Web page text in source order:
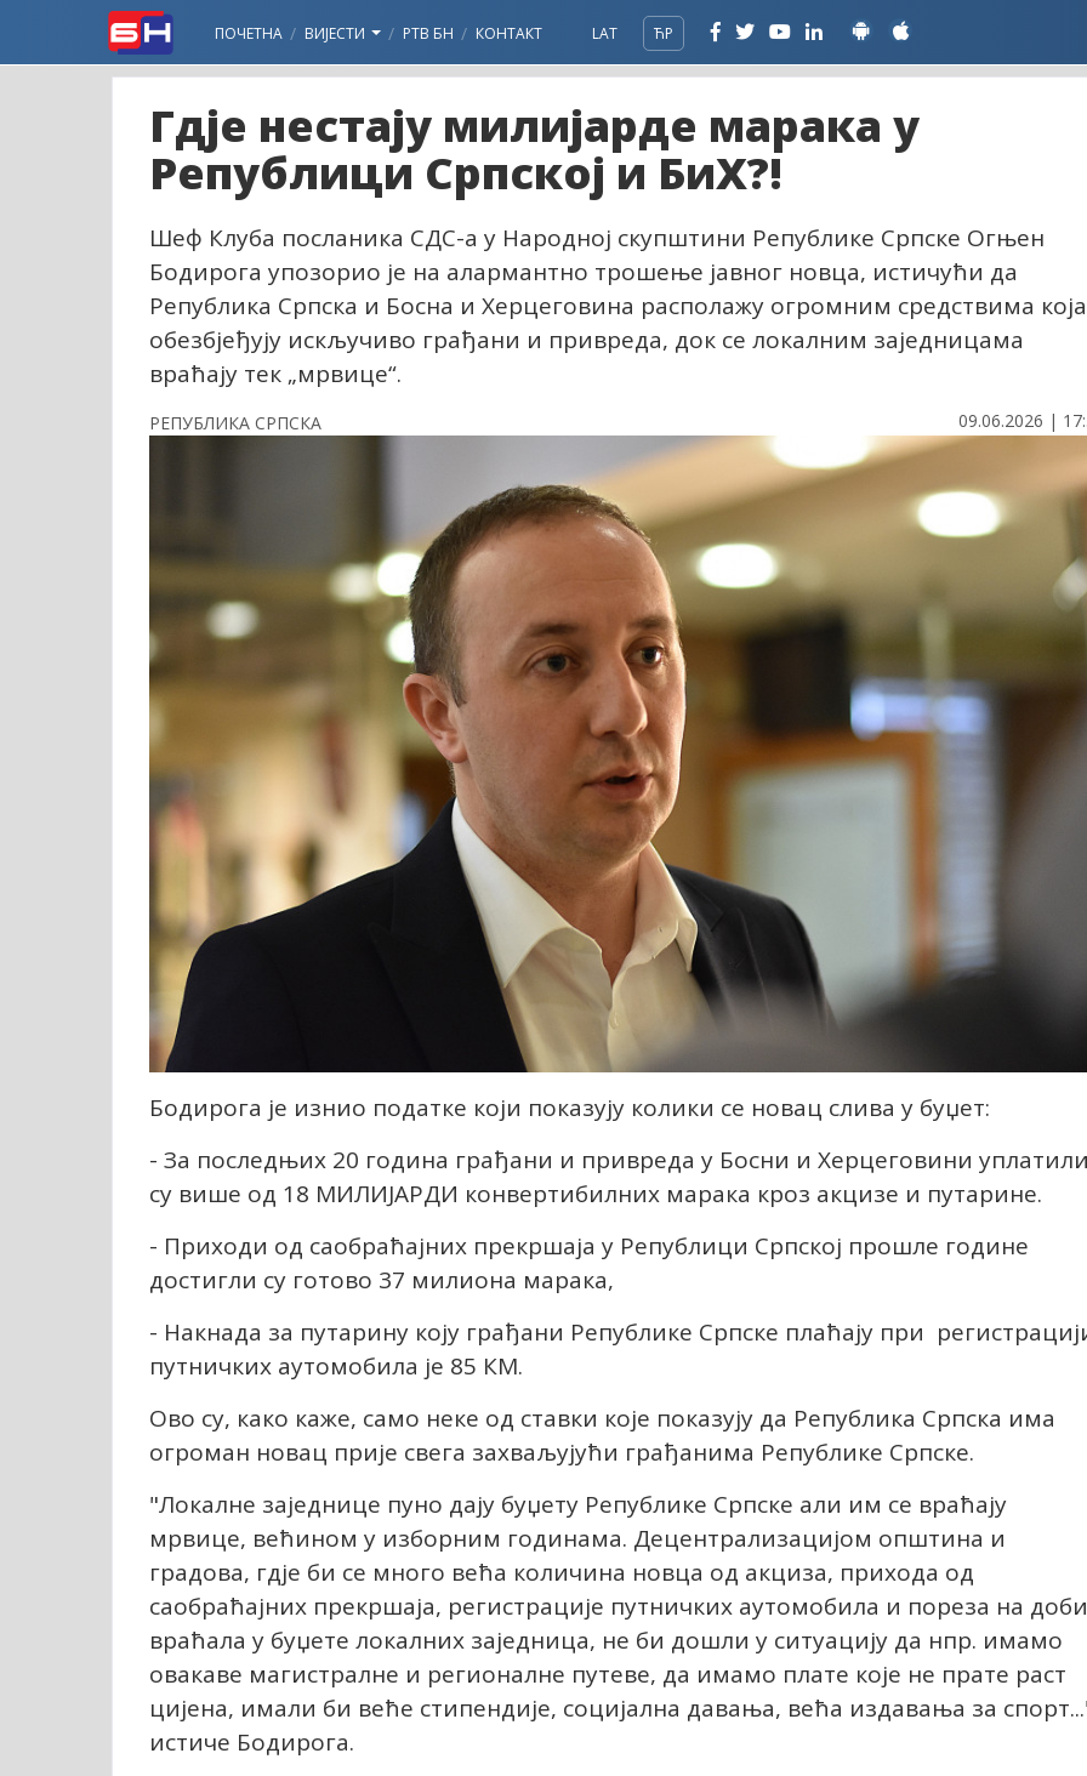
ПОЧЕТНА ВИЈЕСТИ РТВ БН КОНТАКТ LAT ЋР
Гдје нестају милијарде марака у
Републици Српској и БиХ?!
Шеф Клуба посланика СДС-а у Народној скупштини Републике Српске Огњен
Бодирога упозорио је на алармантно трошење јавног новца, истичући да
Република Српска и Босна и Херцеговина располажу огромним средствима која
обезбјеђују искључиво грађани и привреда, док се локалним заједницама
враћају тек „мрвице“.
РЕПУБЛИКА СРПСКА 09.06.2026 |
Бодирога је изнио податке који показују колики се новац слива у буџет:
- За последњих 20 година грађани и привреда у Босни и Херцеговини
су више од 18 МИЛИЈАРДИ конвертибилних марака кроз акцизе и путарине.
- Приходи од саобраћајних прекршаја у Републици Српској прошле године
достигли су готово 37 милиона марака,
- Накнада за путарину коју грађани Републике Српске плаћају при
путничких аутомобила је 85 КМ.
Ово су, како каже, само неке од ставки које показују да Република Српска има
огроман новац прије свега захваљујући грађанима Републике Српске.
"Локалне заједнице пуно дају буџету Републике Српске али им се враћају
мрвице, већином у изборним годинама. Децентрализацијом општина и
градова, гдје би се много већа количина новца од акциза, прихода од
саобраћајних прекршаја, регистрације путничких аутомобила и пореза на
враћала у буџете локалних заједница, не би дошли у ситуацију да нпр. имамо
овакаве магистралне и регионалне путеве, да имамо плате које не прате раст
цијена, имали би веће стипендије, социјална давања, већа издавања за
истиче Бодирога.